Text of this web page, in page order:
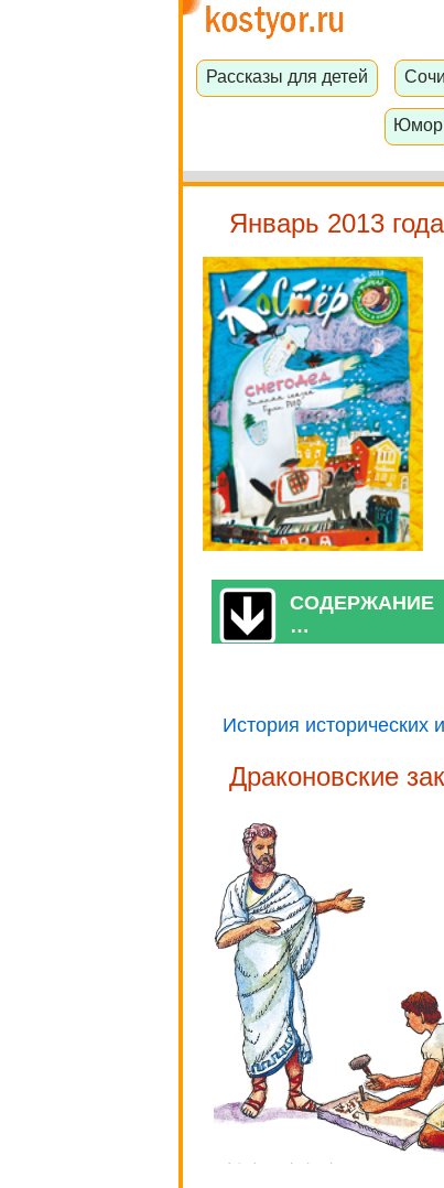
Рассказы для детей
Юмор
Январь 2013 года
СОДЕРЖАНИЕ
…
История исторических
Драконовские